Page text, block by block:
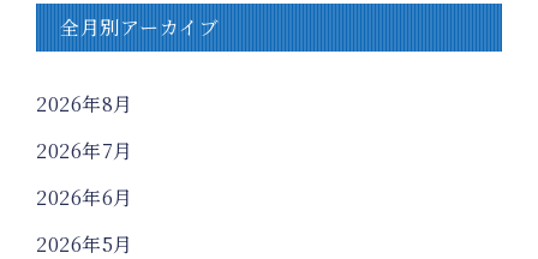
全月別アーカイブ
2026年8月
2026年7月
2026年6月
2026年5月